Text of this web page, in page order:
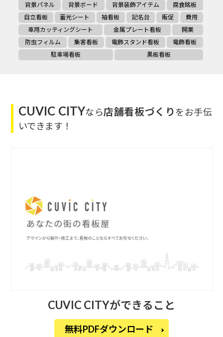
背景パネル
背景ボード 背景装飾アイテム
腐食銘板
自立看板
蓄光シート 袖看板 記名台 販促
費用
車用カッティングシート
金属プレート看板
開業
防虫フィルム
集客看板 電飾スタンド看板
電飾看板
駐車場看板
黒板看板
CUVIC CITYなら店舗看板づくりをお手伝
いできます！
CUVIC CITYができること
無料PDFダウンロード